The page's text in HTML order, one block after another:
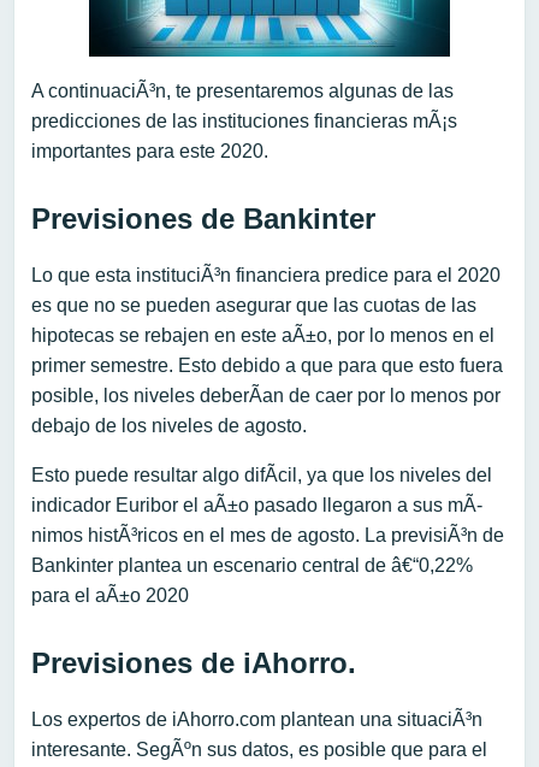
A continuaciÃ³n, te presentaremos algunas de las
predicciones de las instituciones financieras mÃ¡s
importantes para este 2020.
Previsiones de Bankinter
Lo que esta instituciÃ³n financiera predice para el 2020
es que no se pueden asegurar que las cuotas de las
hipotecas se rebajen en este aÃ±o, por lo menos en el
primer semestre. Esto debido a que para que esto fuera
posible, los niveles deberÃ­an de caer por lo menos por
debajo de los niveles de agosto.
Esto puede resultar algo difÃ­cil, ya que los niveles del
indicador Euribor el aÃ±o pasado llegaron a sus mÃ­
nimos histÃ³ricos en el mes de agosto. La previsiÃ³n de
Bankinter plantea un escenario central de â€“0,22%
para el aÃ±o 2020
Previsiones de iAhorro.
Los expertos de iAhorro.com plantean una situaciÃ³n
interesante. SegÃºn sus datos, es posible que para el